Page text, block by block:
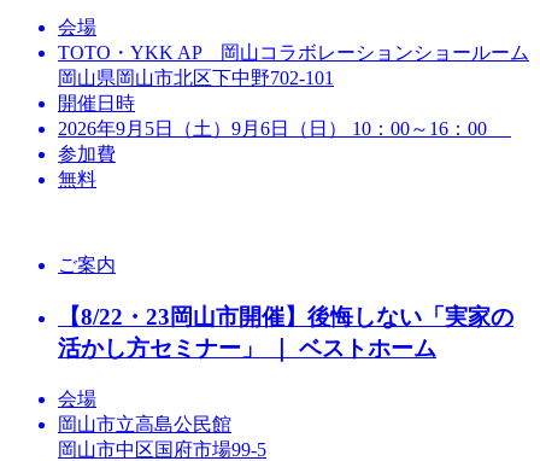
会場
TOTO・YKK AP 岡山コラボレーションショールーム
岡山県岡山市北区下中野702-101
開催日時
2026年9月5日（土）9月6日（日） 10：00～16：00
参加費
無料
ご案内
【8/22・23岡山市開催】後悔しない「実家の
活かし方セミナー」 ｜ ベストホーム
会場
岡山市立高島公民館
岡山市中区国府市場99-5